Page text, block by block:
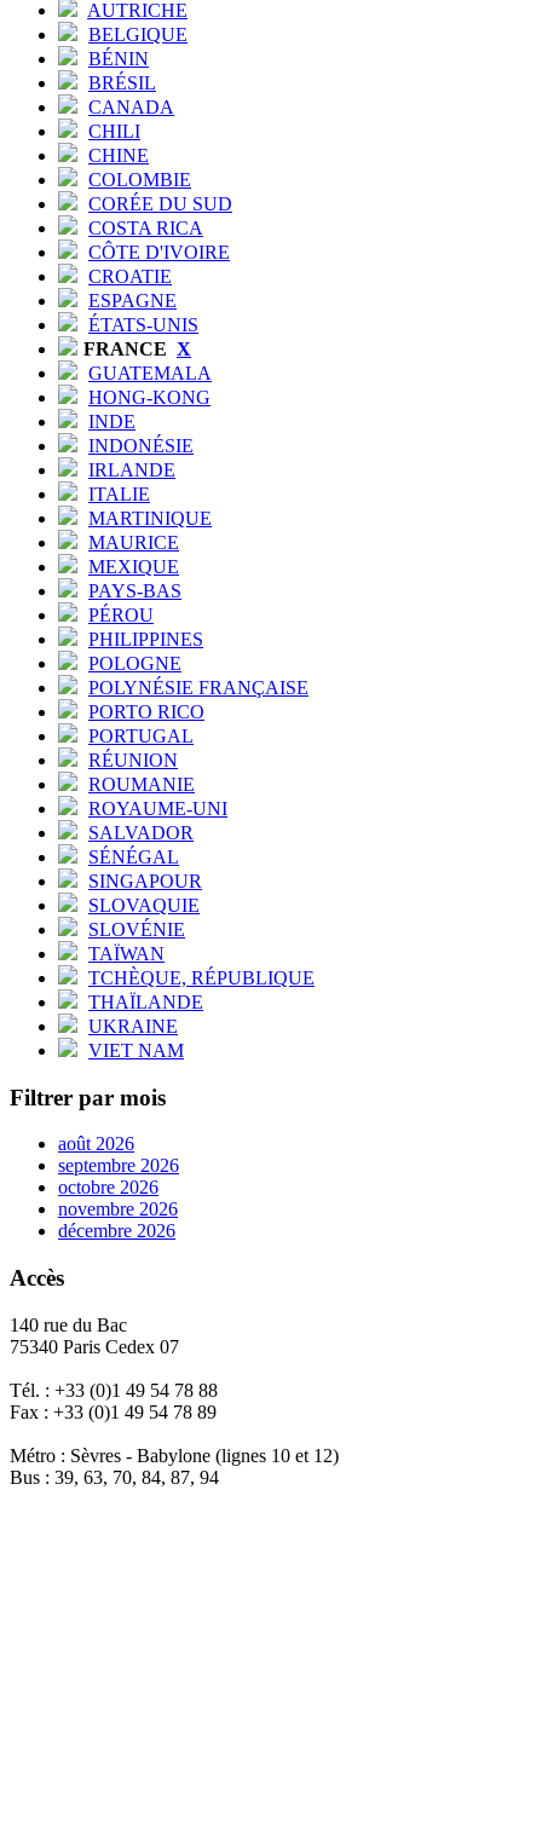
AUTRICHE
BELGIQUE
BÉNIN
BRÉSIL
CANADA
CHILI
CHINE
COLOMBIE
CORÉE DU SUD
COSTA RICA
CÔTE D'IVOIRE
CROATIE
ESPAGNE
ÉTATS-UNIS
FRANCE X
GUATEMALA
HONG-KONG
INDE
INDONÉSIE
IRLANDE
ITALIE
MARTINIQUE
MAURICE
MEXIQUE
PAYS-BAS
PÉROU
PHILIPPINES
POLOGNE
POLYNÉSIE FRANÇAISE
PORTO RICO
PORTUGAL
RÉUNION
ROUMANIE
ROYAUME-UNI
SALVADOR
SÉNÉGAL
SINGAPOUR
SLOVAQUIE
SLOVÉNIE
TAÏWAN
TCHÈQUE, RÉPUBLIQUE
THAÏLANDE
UKRAINE
VIET NAM
Filtrer par mois
août 2026
septembre 2026
octobre 2026
novembre 2026
décembre 2026
Accès
140 rue du Bac
75340 Paris Cedex 07
Tél. : +33 (0)1 49 54 78 88
Fax : +33 (0)1 49 54 78 89
Métro : Sèvres - Babylone (lignes 10 et 12)
Bus : 39, 63, 70, 84, 87, 94